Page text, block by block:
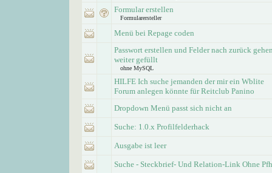
Formular erstellen
Formularersteller
Menü bei Repage coden
Passwort erstellen und Felder nach zurück
weiter gefüllt
ohne MySQL
HILFE Ich suche jemanden der mir ein Wblite
Forum anlegen könnte für Reitclub Panino
Dropdown Menü passt sich nicht an
Suche: 1.0.x Profilfelderhack
Ausgabe ist leer
Suche - Steckbrief- Und Relation-Link Ohne Pfh